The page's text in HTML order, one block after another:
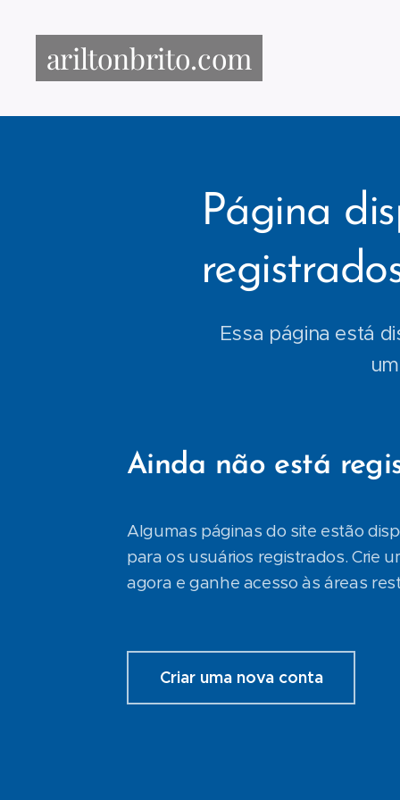
ariltonbrito.com
Página
Essa página está
Ainda não está
Algumas páginas do site estão
para os usuários registrados. Crie
agora e ganhe acesso às áreas
Criar uma nova conta